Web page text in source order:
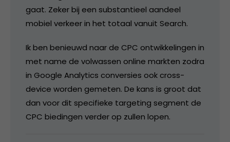
gaat. Zeker bij een substantieel aandeel
mobiel verkeer in het totaal vanuit Search.
Ik ben benieuwd naar de CPC ontwikkelingen in
met name de volwassen online markten zodra
in Google Analytics conversies ook cross-
device worden gemeten. De kans is groot dat
dan voor dit specifieke targeting segment de
CPC biedingen verder op zullen lopen.